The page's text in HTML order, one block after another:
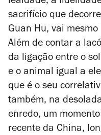
sacrifício que
Guan Hu, vai
Além de contar a
da ligação entre o
e o animal igual a
que é o seu
também, na
enredo, um
recente da China,